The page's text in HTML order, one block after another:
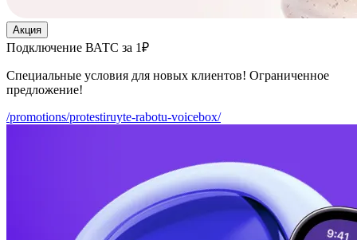
Акция
Подключение ВАТС за 1₽
Специальные условия для новых клиентов! Ограниченное
предложение!
/promotions/protestiruyte-rabotu-voicebox/